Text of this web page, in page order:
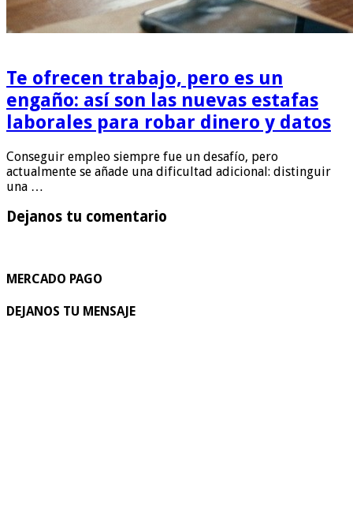
Te ofrecen trabajo, pero es un
engaño: así son las nuevas estafas
laborales para robar dinero y datos
Conseguir empleo siempre fue un desafío, pero
actualmente se añade una dificultad adicional: distinguir
una …
Dejanos tu comentario
MERCADO PAGO
DEJANOS TU MENSAJE